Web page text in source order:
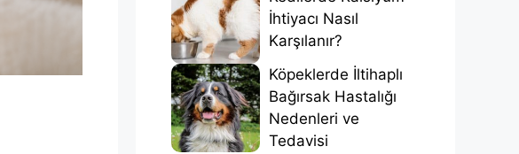
İhtiyacı Nasıl
Karşılanır?
Köpeklerde İltihaplı
Bağırsak Hastalığı
Nedenleri ve
Tedavisi